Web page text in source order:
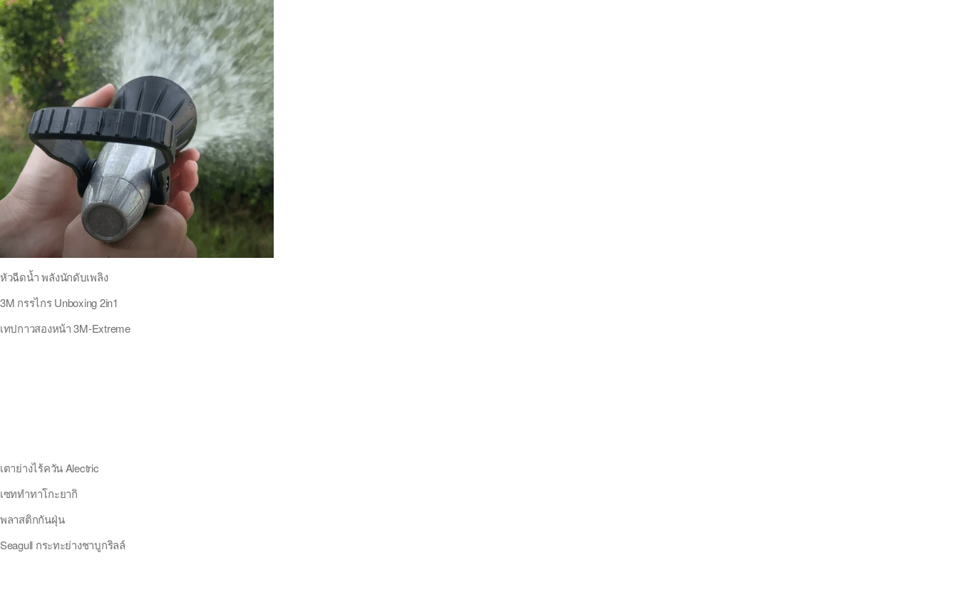
หัวฉีดน้ำ พลังนักดับเพลิง
3M กรรไกร Unboxing 2in1
เทปกาวสองหน้า 3M-Extreme
เตาย่างไร้ควัน Alectric
เซททำทาโกะยากิ
พลาสติกกันฝุ่น
Seagull กระทะย่างชาบูกริลล์